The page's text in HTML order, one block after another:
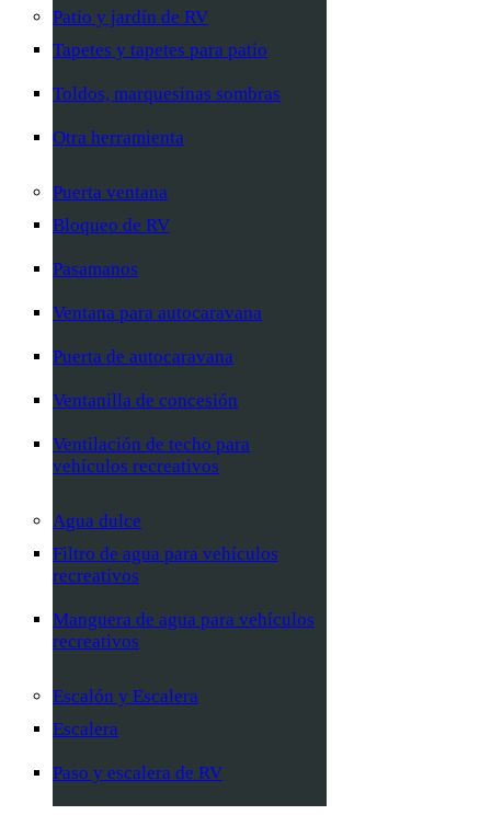
Patio y jardín de RV
Tapetes y tapetes para patio
Toldos, marquesinas sombras
Otra herramienta
Puerta ventana
Bloqueo de RV
Pasamanos
Ventana para autocaravana
Puerta de autocaravana
Ventanilla de concesión
Ventilación de techo para
vehículos recreativos
Agua dulce
Filtro de agua para vehículos
recreativos
Manguera de agua para vehículos
recreativos
Escalón y Escalera
Escalera
Paso y escalera de RV